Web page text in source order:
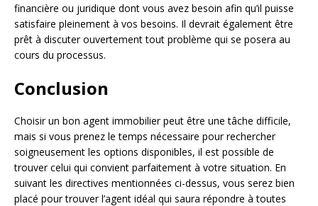
financière ou juridique dont vous avez besoin afin qu’il puisse
satisfaire pleinement à vos besoins. Il devrait également être
prêt à discuter ouvertement tout problème qui se posera au
cours du processus.
Conclusion
Choisir un bon agent immobilier peut être une tâche difficile,
mais si vous prenez le temps nécessaire pour rechercher
soigneusement les options disponibles, il est possible de
trouver celui qui convient parfaitement à votre situation. En
suivant les directives mentionnées ci-dessus, vous serez bien
placé pour trouver l’agent idéal qui saura répondre à toutes